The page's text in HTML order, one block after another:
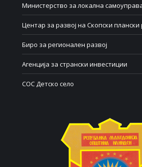
Министерство за локална
Центар за развој на Скопски плански
Биро за регионален развој
Агенција за странски инвестиции
СОС Детско село